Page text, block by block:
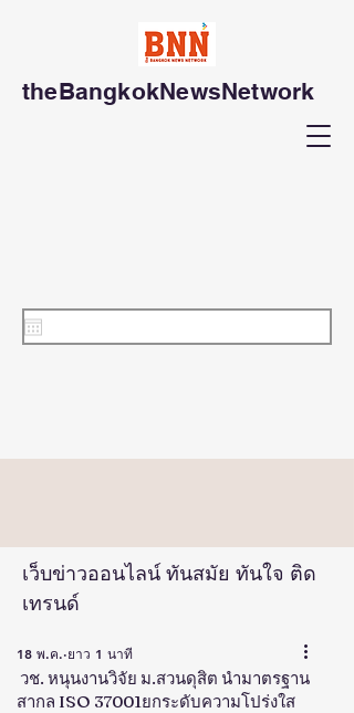
theBangkokNewsNetwork
เว็บข่าวออนไลน์ ทันสมัย ทันใจ ติด
เทรนด์
วช. หนุนงานวิจัย ม.สวนดุสิต นำมาตรฐาน
สากล ISO 37001ยกระดับความโปร่งใส
18 พ.ค. ยาว 1 นาที